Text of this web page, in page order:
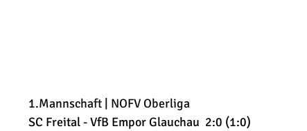
1.Mannschaft | NOFV Oberliga
SC Freital - VfB Empor Glauchau  2:0 (1:0)